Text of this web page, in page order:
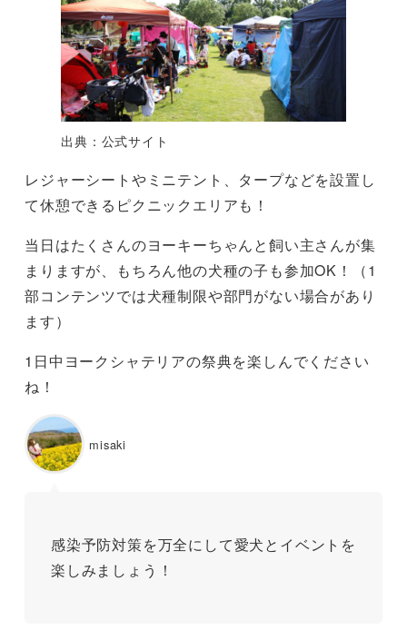
出典：公式サイト
レジャーシートやミニテント、タープなどを設置し
て休憩できるピクニックエリアも！
当日はたくさんのヨーキーちゃんと飼い主さんが集
まりますが、もちろん他の犬種の子も参加OK！（1
部コンテンツでは犬種制限や部門がない場合があり
ます）
1日中ヨークシャテリアの祭典を楽しんでください
ね！
misaki
感染予防対策を万全にして愛犬とイベントを
楽しみましょう！